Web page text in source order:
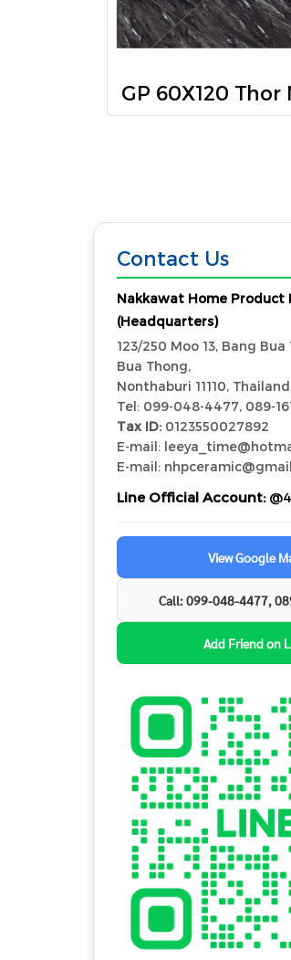
Contact Us
Nakkawat Home Product
(Headquarters)
123/250 Moo 13, Bang
Bua Thong,
Nonthaburi 11110, Thailand
Tel: 099-048-4477, 089-
Tax ID: 0123550027892
E-mail:
E-mail:
Line Official Account:
View Google
Call: 099-048-4477,
Add Friend on